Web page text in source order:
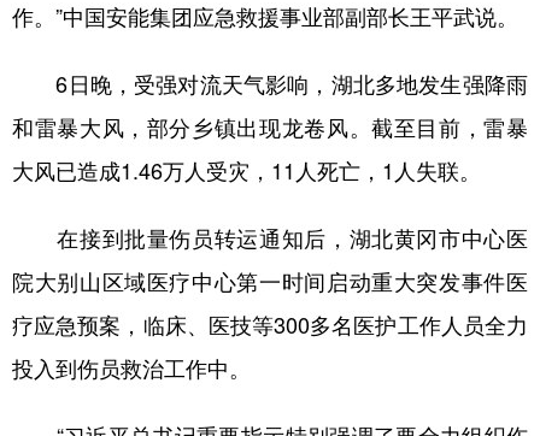
作。”中国安能集团应急救援事业部副部长王平武说。
6日晚，受强对流天气影响，湖北多地发生强降雨
和雷暴大风，部分乡镇出现龙卷风。截至目前，雷暴
大风已造成1.46万人受灾，11人死亡，1人失联。
在接到批量伤员转运通知后，湖北黄冈市中心医
院大别山区域医疗中心第一时间启动重大突发事件医
疗应急预案，临床、医技等300多名医护工作人员全力
投入到伤员救治工作中。